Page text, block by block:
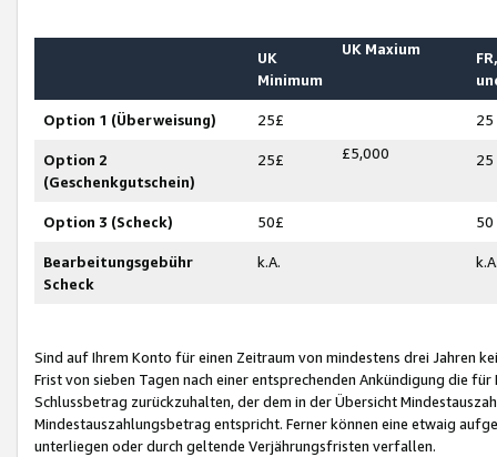
UK
Minimum
UK Maxium
Option 1 (Überweisung) 25£ 25
Option 2
(Geschenkgutschein)
25£ £5,000 25
Option 3 (Scheck) 50£ 50
Bearbeitungsgebühr
Scheck
k.A.
Sind auf Ihrem Konto für einen Zeitraum von mindestens drei Jahren
Frist von sieben Tagen nach einer entsprechenden Ankündigung die
Schlussbetrag zurückzuhalten, der dem in der Übersicht
Mindestauszahlungsbetrag entspricht. Ferner können eine etwaig
unterliegen oder durch geltende Verjährungsfristen verfallen.